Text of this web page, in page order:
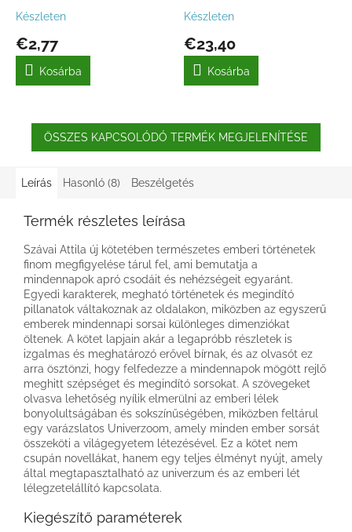
Készleten
€2,77
Kosárba
Készleten
€23,40
Kosárba
ÖSSZES KAPCSOLÓDÓ TERMÉK MEGJELENÍTÉSE
Leírás Hasonló (8) Beszélgetés
Termék részletes leírása
Szávai Attila új kötetében természetes emberi történetek
finom megfigyelése tárul fel, ami bemutatja a
mindennapok apró csodáit és nehézségeit egyaránt.
Egyedi karakterek, megható történetek és megindító
pillanatok váltakoznak az oldalakon, miközben az egyszerű
emberek mindennapi sorsai különleges dimenziókat
öltenek. A kötet lapjain akár a legapróbb részletek is
izgalmas és meghatározó erővel bírnak, és az olvasót ez
arra ösztönzi, hogy felfedezze a mindennapok mögött rejlő
meghitt szépséget és megindító sorsokat. A szövegeket
olvasva lehetőség nyílik elmerülni az emberi lélek
bonyolultságában és sokszínűségében, miközben feltárul
egy varázslatos Univerzoom, amely minden ember sorsát
összeköti a világegyetem létezésével. Ez a kötet nem
csupán novellákat, hanem egy teljes élményt nyújt, amely
által megtapasztalható az univerzum és az emberi lét
lélegzetelállító kapcsolata.
Kiegészítő paraméterek